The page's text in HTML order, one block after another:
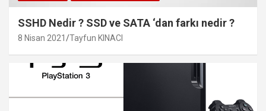
SSHD Nedir ? SSD ve SATA ‘dan farkı nedir ?
8 Nisan 2021 Tayfun KINACI